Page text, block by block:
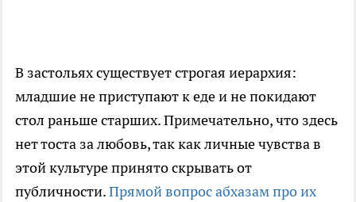
В застольях существует строгая иерархия:
младшие не приступают к еде и не покидают
стол раньше старших. Примечательно, что здесь
нет тоста за любовь, так как личные чувства в
этой культуре принято скрывать от
публичности.Прямой вопрос абхазам про их